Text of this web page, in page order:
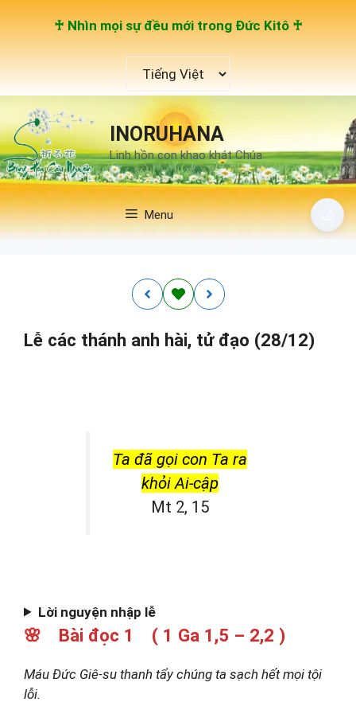
♰ Nhìn mọi sự đều mới trong Đức Kitô ♰
ngôn
ngữ
INORUHANA
Linh hồn con khao khát Chúa
Menu
Lễ các thánh anh hài, tử đạo (28/12)
Ta đã gọi con Ta ra
khỏi Ai-cập
Mt 2, 15
Lời nguyện nhập lễ
🌸 Bài đọc 1 ( 1 Ga 1,5 – 2,2 )
Máu Đức Giê-su thanh tẩy chúng ta sạch hết mọi tội
lỗi.